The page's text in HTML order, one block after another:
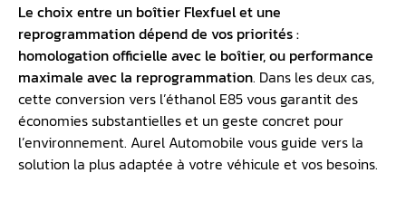
Le choix entre un boîtier Flexfuel et une
reprogrammation dépend de vos priorités :
homologation officielle avec le boîtier, ou performance
maximale avec la reprogrammation. Dans les deux cas,
cette conversion vers l’éthanol E85 vous garantit des
économies substantielles et un geste concret pour
l’environnement. Aurel Automobile vous guide vers la
solution la plus adaptée à votre véhicule et vos besoins.